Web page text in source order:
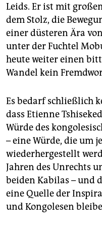
Leids. Er ist mit
dem Stolz, die
einer düsteren Ära
unter der Fuchtel
heute weiter einen
Wandel kein
Es bedarf schließlich
dass Etienne
Würde des
– eine Würde, die um
wiederhergestellt
Jahren des Unrechts
beiden Kabilas – und
eine Quelle der
und Kongolesen